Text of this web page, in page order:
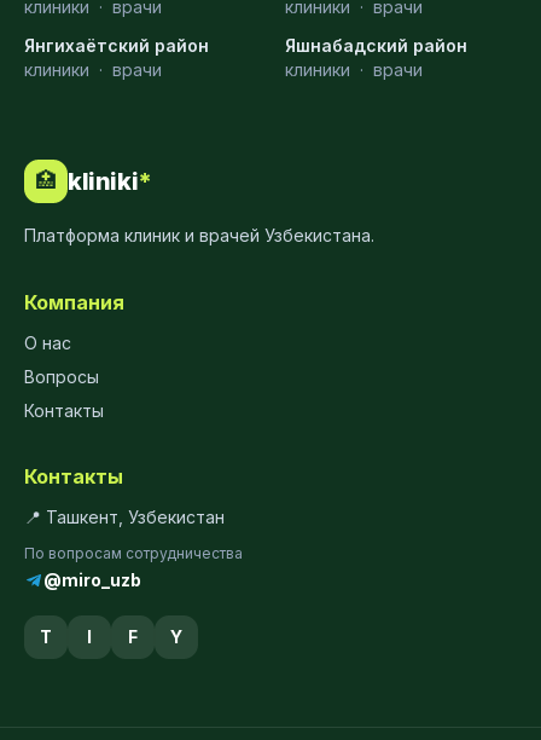
клиники · врачи
клиники · врачи
Янгихаётский район
клиники · врачи
Яшнабадский район
клиники · врачи
🏥 kliniki*
Платформа клиник и врачей Узбекистана.
Компания
О нас
Вопросы
Контакты
Контакты
📍 Ташкент, Узбекистан
По вопросам сотрудничества
@miro_uzb
T I F Y